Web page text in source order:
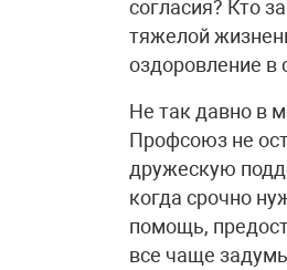
согласия? Кто
тяжелой
оздоровление в
Не так давно в
Профсоюз не
дружескую
когда срочно
помощь,
все чаще